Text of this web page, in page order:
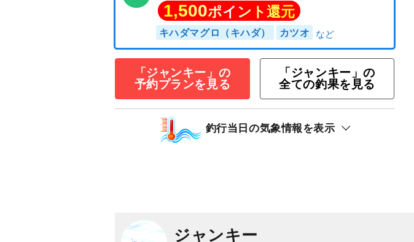
乗合
☆遠州灘☆カツオ・キハダキャスティング
釣りプラン★★船長おすすめ★★
23,000円/人
1,500ポイント還元
キハダマグロ（キハダ） カツオ
「ジャンキー」の
予約プランを見る
「ジャンキー」の
全ての釣果を見る
釣行当日の気象情報を表示
ジャンキー